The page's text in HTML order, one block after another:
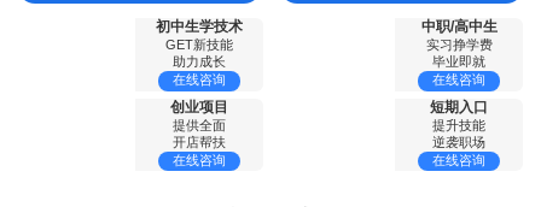
初中生学技术
GET新技能
助力成长
在线咨询
中职/高中生
实习挣学费
毕业即就
在线咨询
创业项目
提供全面
开店帮扶
在线咨询
短期入口
提升技能
逆袭职场
在线咨询